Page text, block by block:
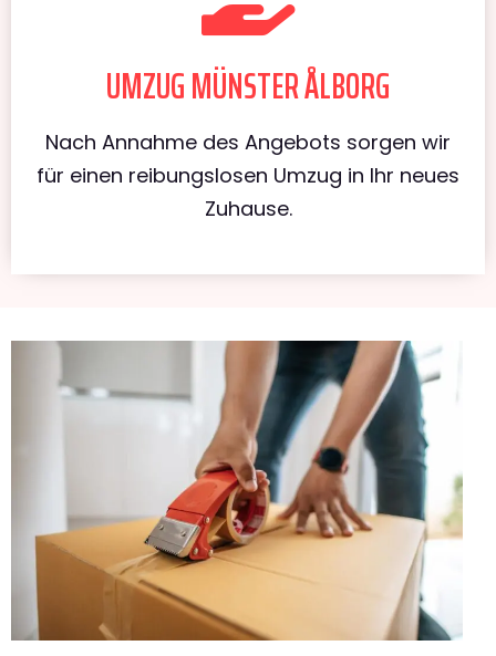
UMZUG MÜNSTER ÅLBORG
Nach Annahme des Angebots sorgen wir
für einen reibungslosen Umzug in Ihr neues
Zuhause.